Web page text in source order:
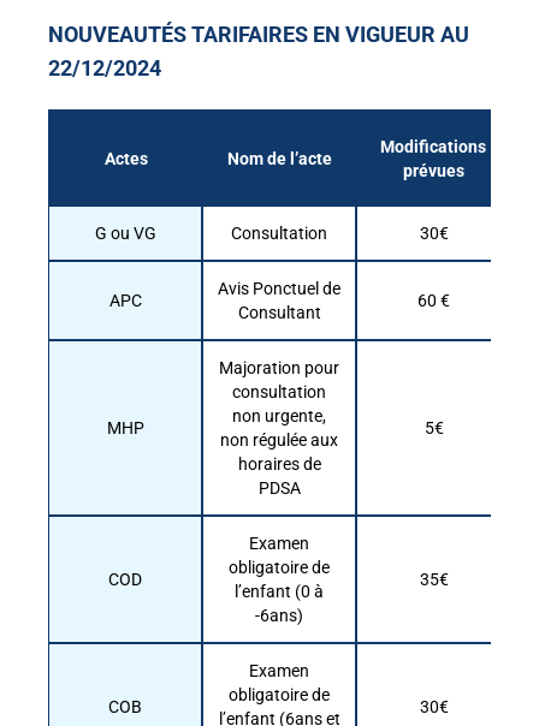
NOUVEAUTÉS TARIFAIRES EN VIGUEUR AU
22/12/2024
Actes Nom de l’acte
Modifications
prévues
G ou VG Consultation 30€
APC
Avis Ponctuel de
Consultant
60 €
MHP
Majoration pour
consultation
non urgente,
non régulée aux
horaires de
PDSA
5€
COD
Examen
obligatoire de
l’enfant (0 à
-6ans)
35€
COB
Examen
obligatoire de
l’enfant (6ans et
30€